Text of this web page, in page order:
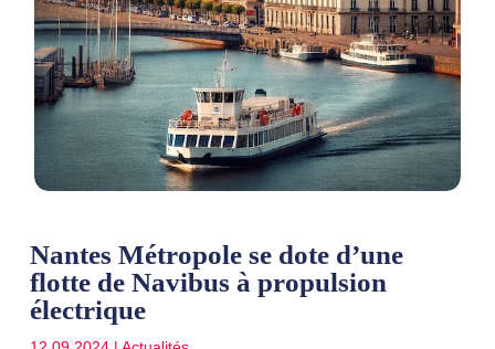
Nantes Métropole se dote d’une
flotte de Navibus à propulsion
électrique